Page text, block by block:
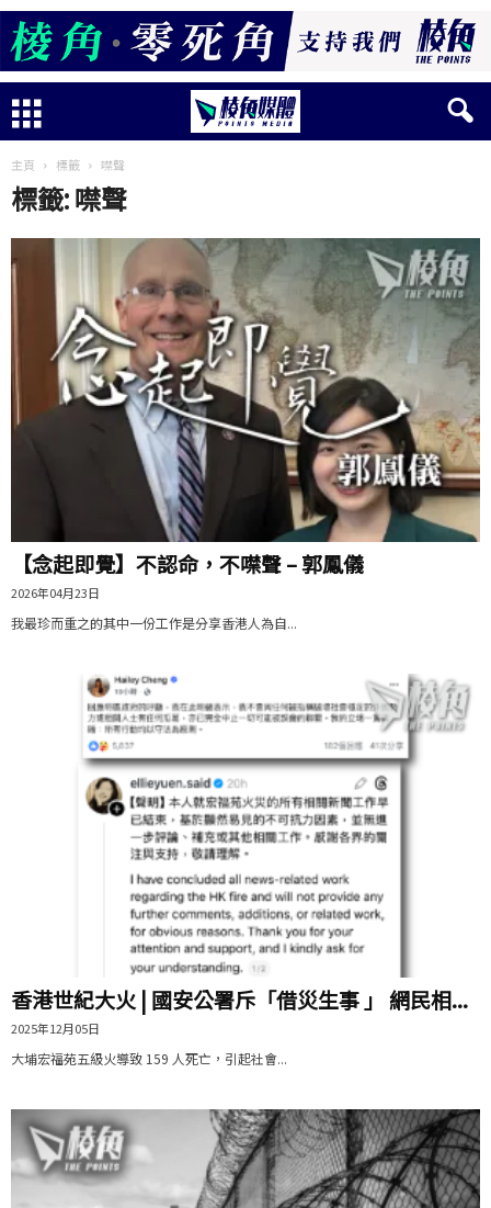
主頁 標籤 噤聲
標籤: 噤聲
【念起即覺】不認命，不噤聲 – 郭鳳儀
2026年04月23日
我最珍而重之的其中一份工作是分享香港人為自...
香港世紀大火 | 國安公署斥「借災生事 」 網民相...
2025年12月05日
大埔宏福苑五級火導致 159 人死亡，引起社會...